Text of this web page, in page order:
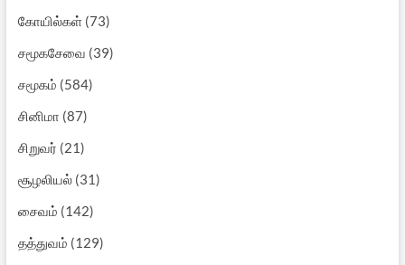
கோயில்கள்(73)
சமூகசேவை (39)
சமூகம் (584)
சினிமா (87)
சிறுவர் (21)
சூழலியல்(31)
சைவம் (142)
தத்துவம் (129)